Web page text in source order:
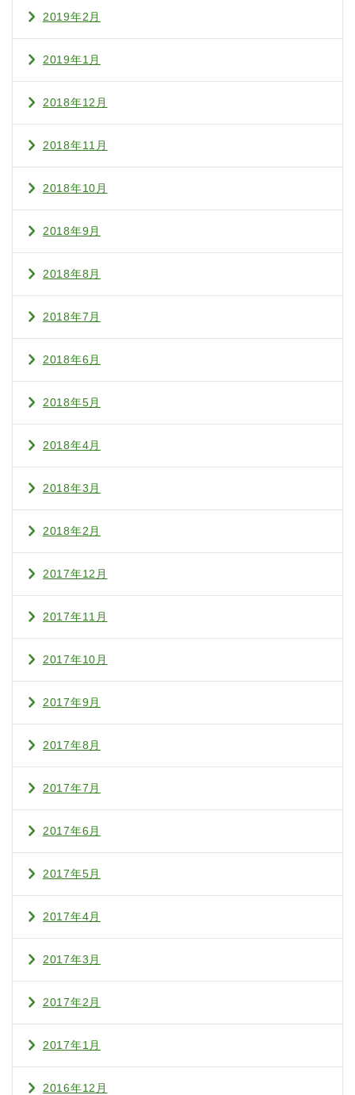
2019年2月
2019年1月
2018年12月
2018年11月
2018年10月
2018年9月
2018年8月
2018年7月
2018年6月
2018年5月
2018年4月
2018年3月
2018年2月
2017年12月
2017年11月
2017年10月
2017年9月
2017年8月
2017年7月
2017年6月
2017年5月
2017年4月
2017年3月
2017年2月
2017年1月
2016年12月